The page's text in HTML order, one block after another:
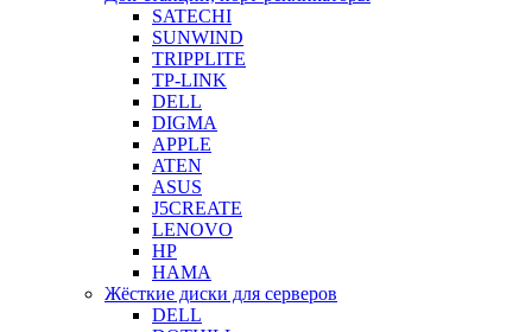
SATECHI
SUNWIND
TRIPPLITE
TP-LINK
DELL
DIGMA
APPLE
ATEN
ASUS
J5CREATE
LENOVO
HP
HAMA
Жёсткие диски для серверов
DELL